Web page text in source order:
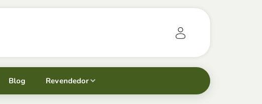
Blog Revendedor